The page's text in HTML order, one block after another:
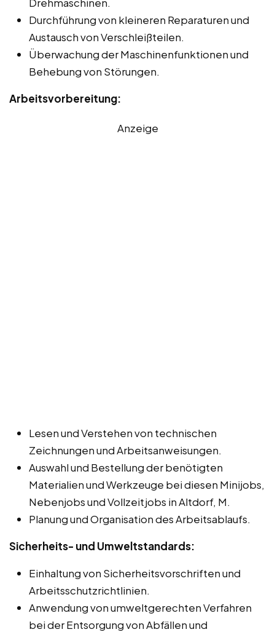
Durchführung von kleineren Reparaturen und
Austausch von Verschleißteilen.
Überwachung der Maschinenfunktionen und
Behebung von Störungen.
Arbeitsvorbereitung:
Anzeige
Lesen und Verstehen von technischen
Zeichnungen und Arbeitsanweisungen.
Auswahl und Bestellung der benötigten
Materialien und Werkzeuge bei diesen Minijobs,
Nebenjobs und Vollzeitjobs in Altdorf, M.
Planung und Organisation des Arbeitsablaufs.
Sicherheits- und Umweltstandards:
Einhaltung von Sicherheitsvorschriften und
Arbeitsschutzrichtlinien.
Anwendung von umweltgerechten Verfahren
bei der Entsorgung von Abfällen und